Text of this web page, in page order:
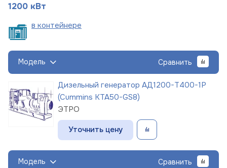
1200 кВт
в контейнере
Модель Сравнить
Дизельный генератор АД1200-Т400-1Р
(Cummins KTA50-GS8)
ЭТРО
Уточнить цену
Модель Сравнить